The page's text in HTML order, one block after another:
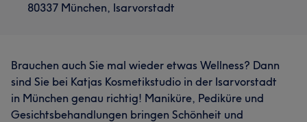
80337 München, Isarvorstadt
Brauchen auch Sie mal wieder etwas Wellness? Dann
sind Sie bei Katjas Kosmetikstudio in der Isarvorstadt
in München genau richtig! Maniküre, Pediküre und
Gesichtsbehandlungen bringen Schönheit und